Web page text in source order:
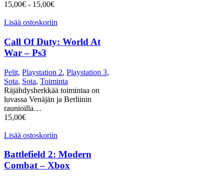
15,00€ - 15,00€
Lisää ostoskoriin
Call Of Duty: World At
War – Ps3
Pelit, Playstation 2, Playstation 3,
Sota, Sota, Toiminta
Räjähdysherkkää toimintaa on
luvassa Venäjän ja Berliinin
raunioilla…
15,00€
Lisää ostoskoriin
Battlefield 2: Modern
Combat – Xbox